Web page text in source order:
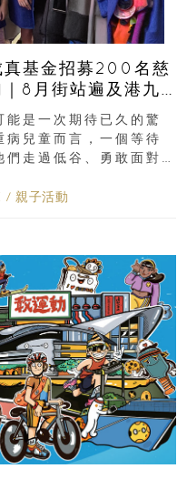
真基金招募200名慈
8月街站遍及港九
是一次期待已久的驚
兒童而言，一個等待
走過低谷、勇敢面對
/ 親子活動